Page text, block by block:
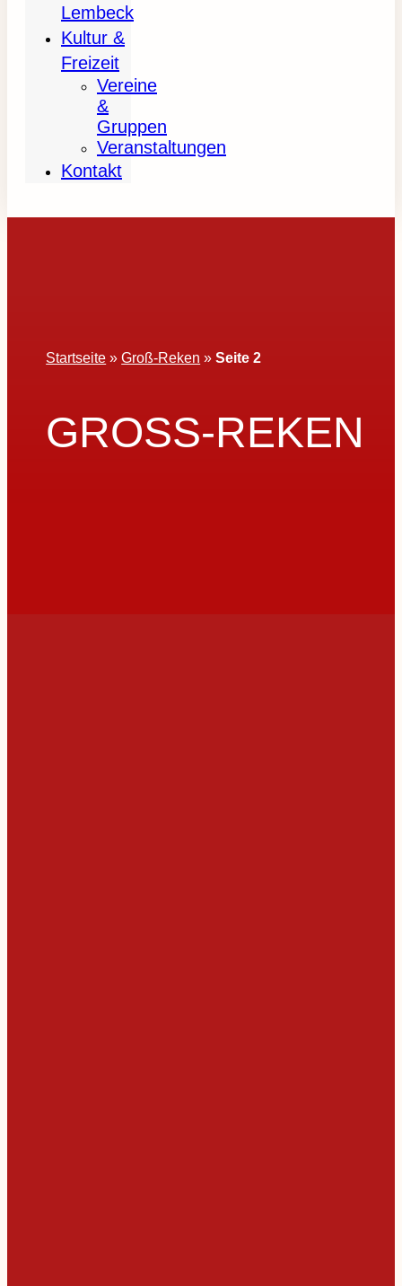
Lembeck
Kultur &
Freizeit
Vereine
&
Gruppen
Veranstaltungen
Kontakt
Startseite »Groß-Reken »Seite 2
GROSS-REKEN